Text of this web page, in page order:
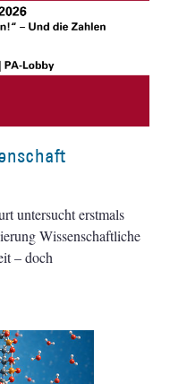
untersucht erstmals
Wissenschaftliche
– doch